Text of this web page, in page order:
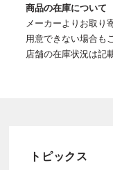
商品の在庫について
メーカーよりお取り
用意できない場合も
店舗の在庫状況は記
トピックス